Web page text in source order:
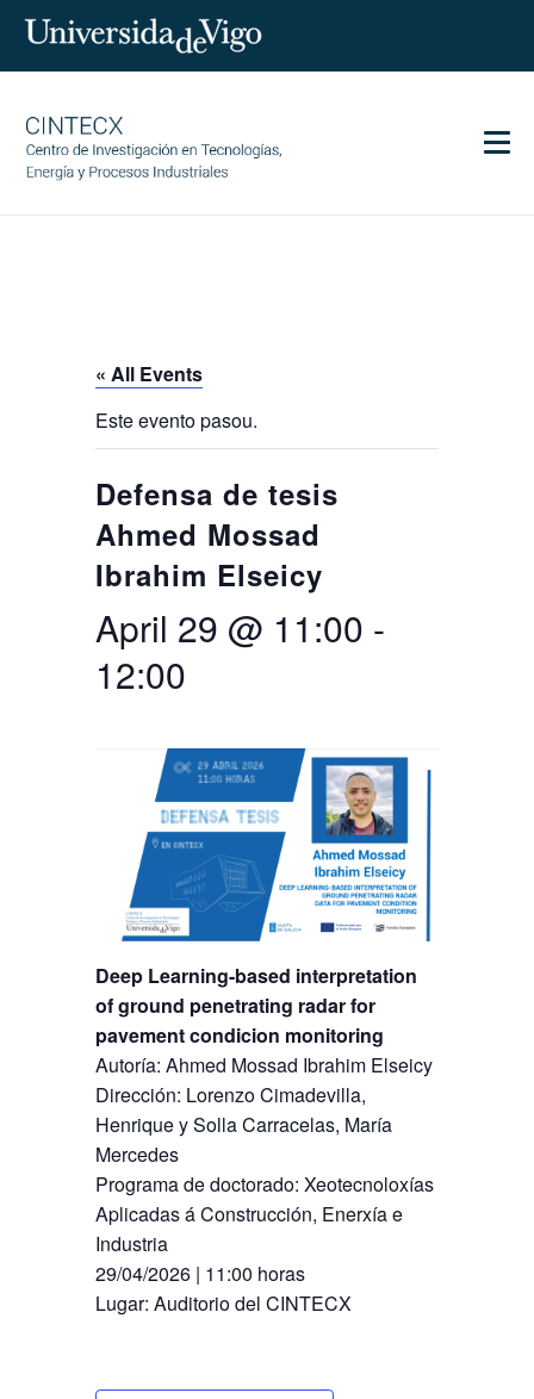
Services
Communication
Equality
SearchSEARCH
TwitterInstagram
« All Events
Este evento pasou.
Defensa de tesis
Ahmed Mossad
Ibrahim Elseicy
April 29 @ 11:00 -
12:00
Deep Learning-based interpretation
of ground penetrating radar for
pavement condicion monitoring
Autoría: Ahmed Mossad Ibrahim Elseicy
Dirección: Lorenzo Cimadevilla,
Henrique y Solla Carracelas, María
Mercedes
Programa de doctorado: Xeotecnoloxías
Aplicadas á Construcción, Enerxía e
Industria
29/04/2026 | 11:00 horas
Lugar: Auditorio del CINTECX